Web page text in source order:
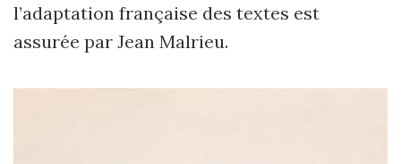
l’adaptation française des textes est
assurée par Jean Malrieu.